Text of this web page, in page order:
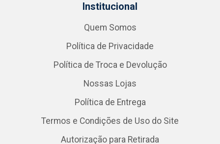
Institucional
Quem Somos
Política de Privacidade
Política de Troca e Devolução
Nossas Lojas
Política de Entrega
Termos e Condições de Uso do Site
Autorização para Retirada